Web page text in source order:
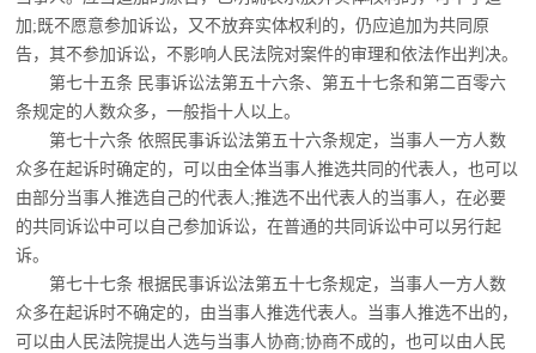
加;既不愿意参加诉讼，又不放弃实体权利的，仍应追加为共同原
告，其不参加诉讼，不影响人民法院对案件的审理和依法作出判决。
第七十五条 民事诉讼法第五十六条、第五十七条和第二百零六
条规定的人数众多，一般指十人以上。
第七十六条 依照民事诉讼法第五十六条规定，当事人一方人数
众多在起诉时确定的，
可以由全体当事人推选共同的代表人，也可以
由部分当事人推选自己的代表人;推选不出代表人的当事人，在必要
的共同诉讼中可以自己参加诉讼，在普通的共同诉讼中可以另行起
诉。
第七十七条 根据民事诉讼法第五十七条规定，当事人一方人数
众多在起诉时不确定的，由当事人推选代表人。当事人推选不出的，
可以由人民法院提出人选与当事人协商;协商不成的，也可以由人民